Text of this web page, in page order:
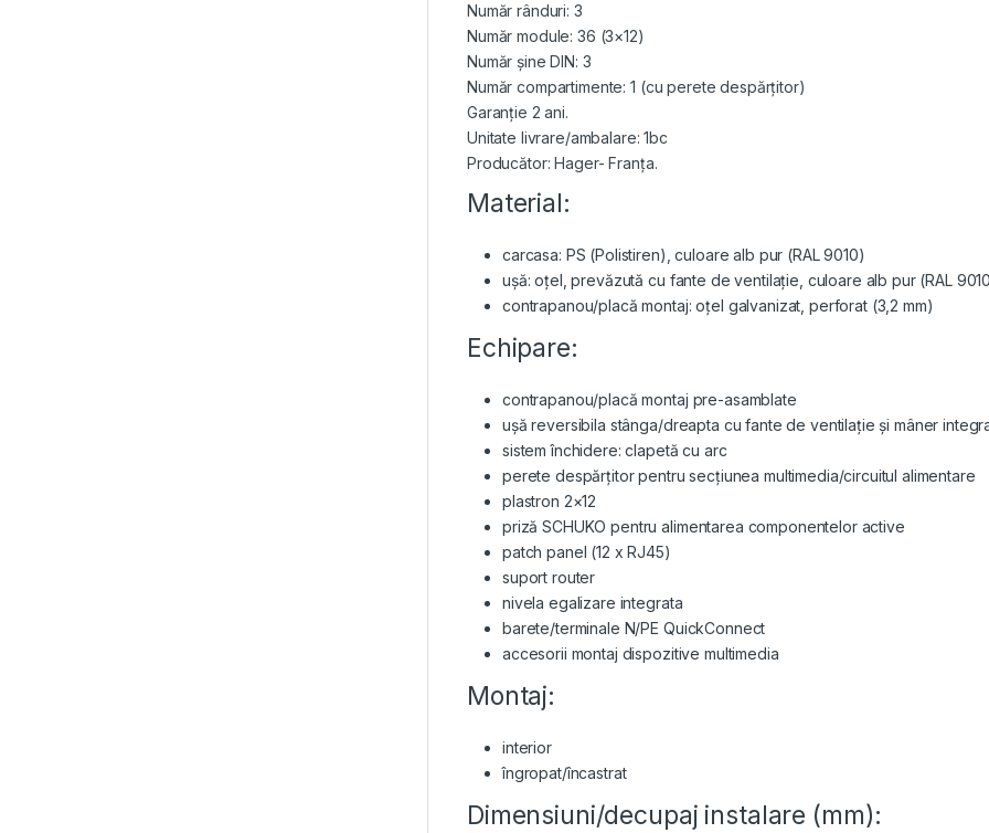
Număr rânduri: 3
Număr module: 36 (3×12)
Număr șine DIN: 3
Număr compartimente: 1 (cu perete despărțitor)
Garanție 2 ani.
Unitate livrare/ambalare: 1bc
Producător: Hager- Franța.
Material:
carcasa: PS (Polistiren), culoare alb pur (RAL 9010)
ușă: oțel, prevăzută cu fante de ventilație, culoare alb pur (RAL
contrapanou/placă montaj: oțel galvanizat, perforat (3,2 mm)
Echipare:
contrapanou/placă montaj pre-asamblate
ușă reversibila stânga/dreapta cu fante de ventilație și mâner
sistem închidere: clapetă cu arc
perete despărțitor pentru secțiunea multimedia/circuitul alimentare
plastron 2×12
priză SCHUKO pentru alimentarea componentelor active
patch panel (12 x RJ45)
suport router
nivela egalizare integrata
barete/terminale N/PE QuickConnect
accesorii montaj dispozitive multimedia
Montaj:
interior
îngropat/încastrat
Dimensiuni/decupaj instalare (mm):